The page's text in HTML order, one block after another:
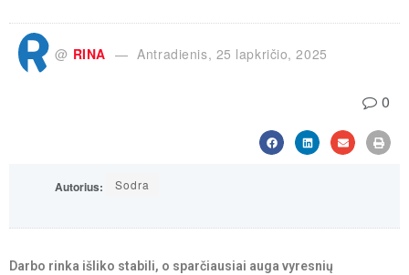
@ RINA Antradienis, 25 lapkričio, 2025
0
Autorius: Sodra
Darbo rinka išliko stabili, o sparčiausiai auga vyresnių